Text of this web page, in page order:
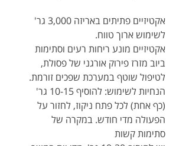
אקטיזיים פתיתים באריזה 3,000 גר'
לשימוש ארוך טווח.
אקטיזיים מונע ריחות רעים וסתימות
ביוב מזרז פירוק אורגני של פסולת,
לטיפול שוטף במערכת שפכים זורמת.
הנחיות לשימוש: להוסיף 10-15 גר'
(כף אחת) לכל פתח ניקוז, לחזור על
הפעולה מדי חודש. במקרה של
סתימות קשות